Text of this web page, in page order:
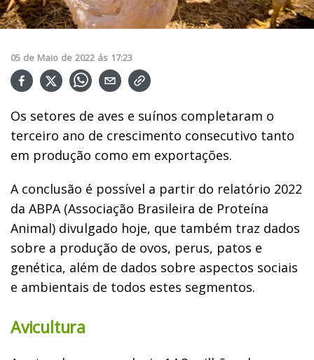
05 de Maio de 2022 ás 17:23
Os setores de aves e suínos completaram o
terceiro ano de crescimento consecutivo tanto
em produção como em exportações.
A conclusão é possível a partir do relatório 2022
da ABPA (Associação Brasileira de Proteína
Animal) divulgado hoje, que também traz dados
sobre a produção de ovos, perus, patos e
genética, além de dados sobre aspectos sociais
e ambientais de todos estes segmentos.
Avicultura